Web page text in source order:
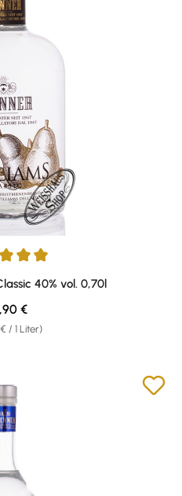
4.91 von 5 Sternen
40% vol. 0,70l
/ 1 Liter)
Preis:
€